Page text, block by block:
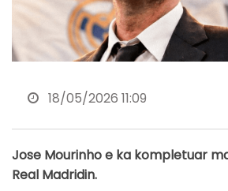
18/05/2026 11:09
Jose Mourinho e ka kompletuar
Real Madridin.